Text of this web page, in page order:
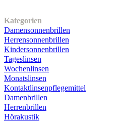
Kategorien
Damensonnenbrillen
Herrensonnenbrillen
Kindersonnenbrillen
Tageslinsen
Wochenlinsen
Monatslinsen
Kontaktlinsenpflegemittel
Damenbrillen
Herrenbrillen
Hörakustik